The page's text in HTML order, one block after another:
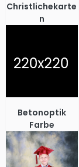
Christlichekarte
n
Betonoptik
Farbe